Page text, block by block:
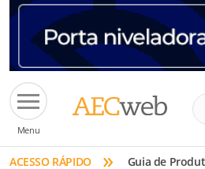
Menu
ACESSO RÁPIDO » Guia de